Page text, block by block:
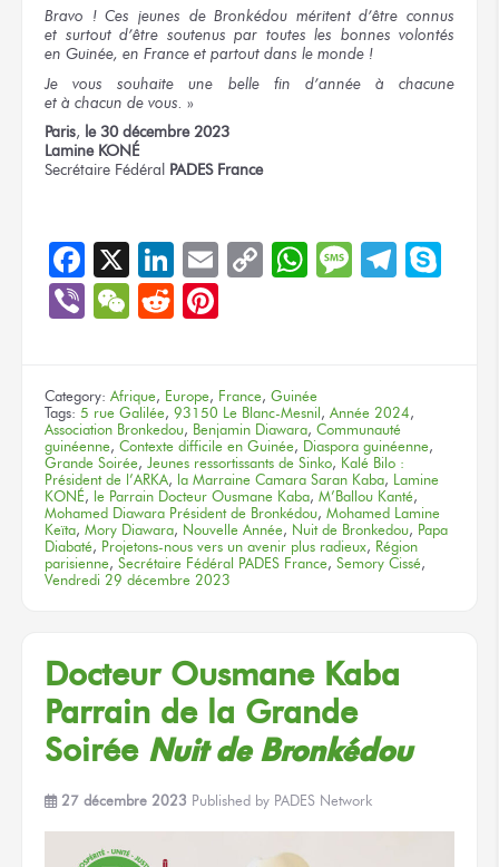
Bravo ! Ces jeunes de Bronkédou méritent d’être connus
et surtoutd’être soutenus par toutes les bonnes volontés
en Guinée, en France et partout dans le monde !
Je vous souhaite
une bellefin d’année à chacune
et à chacun de vous. »
Paris, le 30 décembre 2023
Lamine KONÉ
Secrétaire Fédéral PADES France
Facebook
X LinkedIn
EmailCopyWhatsApp
Message
ViberWeChat
Reddit
Category: Afrique, Europe, France, Guinée
Tags: 5 rue Galilée, 93150 Le Blanc-Mesnil, Année 2024,
Association Bronkedou, Benjamin Diawara, Communauté
guinéenne, Contexte difficile en Guinée, Diaspora guinéenne,
Grande Soirée, Jeunes ressortissants de Sinko, Kalé Bilo :
Président de l’ARKA, la Marraine Camara Saran Kaba, Lamine
KONÉ, le Parrain Docteur Ousmane Kaba, M’Ballou Kanté,
Mohamed Diawara Président de Bronkédou, Mohamed Lamine
Keïta, Mory Diawara, Nouvelle Année, Nuit de Bronkedou, Papa
Diabaté, Projetons-nous vers un avenir plus radieux, Région
parisienne, Secrétaire Fédéral PADES France, Semory Cissé,
Vendredi 29 décembre 2023
Docteur Ousmane Kaba
Parrain de la Grande
Soirée Nuitde Bronkédou
27 décembre 2023 Published by PADES Network